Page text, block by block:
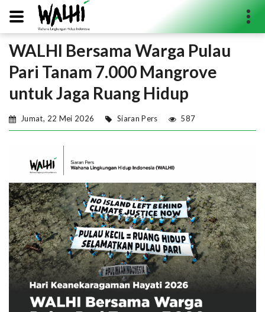
Search...
WALHI Bersama Warga Pulau
Pari Tanam 7.000 Mangrove
untuk Jaga Ruang Hidup
Jumat, 22 Mei 2026 Siaran Pers 587